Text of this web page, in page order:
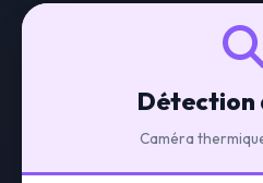
Détection
Caméra